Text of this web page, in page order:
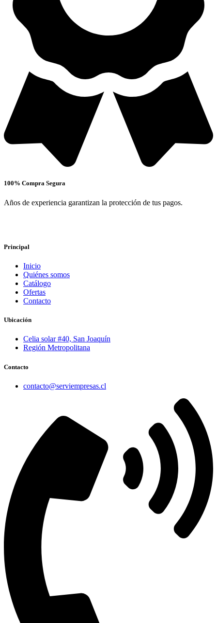
100% Compra Segura
Años de experiencia garantizan la protección de tus pagos.
Principal
Inicio
Quiénes somos
Catálogo
Ofertas
Contacto
Ubicación
Celia solar #40, San Joaquín
Región Metropolitana
Contacto
contacto@serviempresas.cl